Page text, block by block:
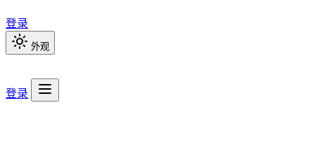
登录
外观
登录